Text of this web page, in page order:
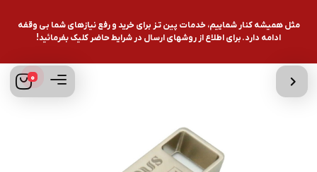
مثل همیشه کنار شماییم، خدمات پین تـز برای خرید و رفع نیازهای شما بی وقفه
ادامه دارد. برای اطلاع از روشهای ارسال در شرایط حاضر کلیک بفرمائید!
0